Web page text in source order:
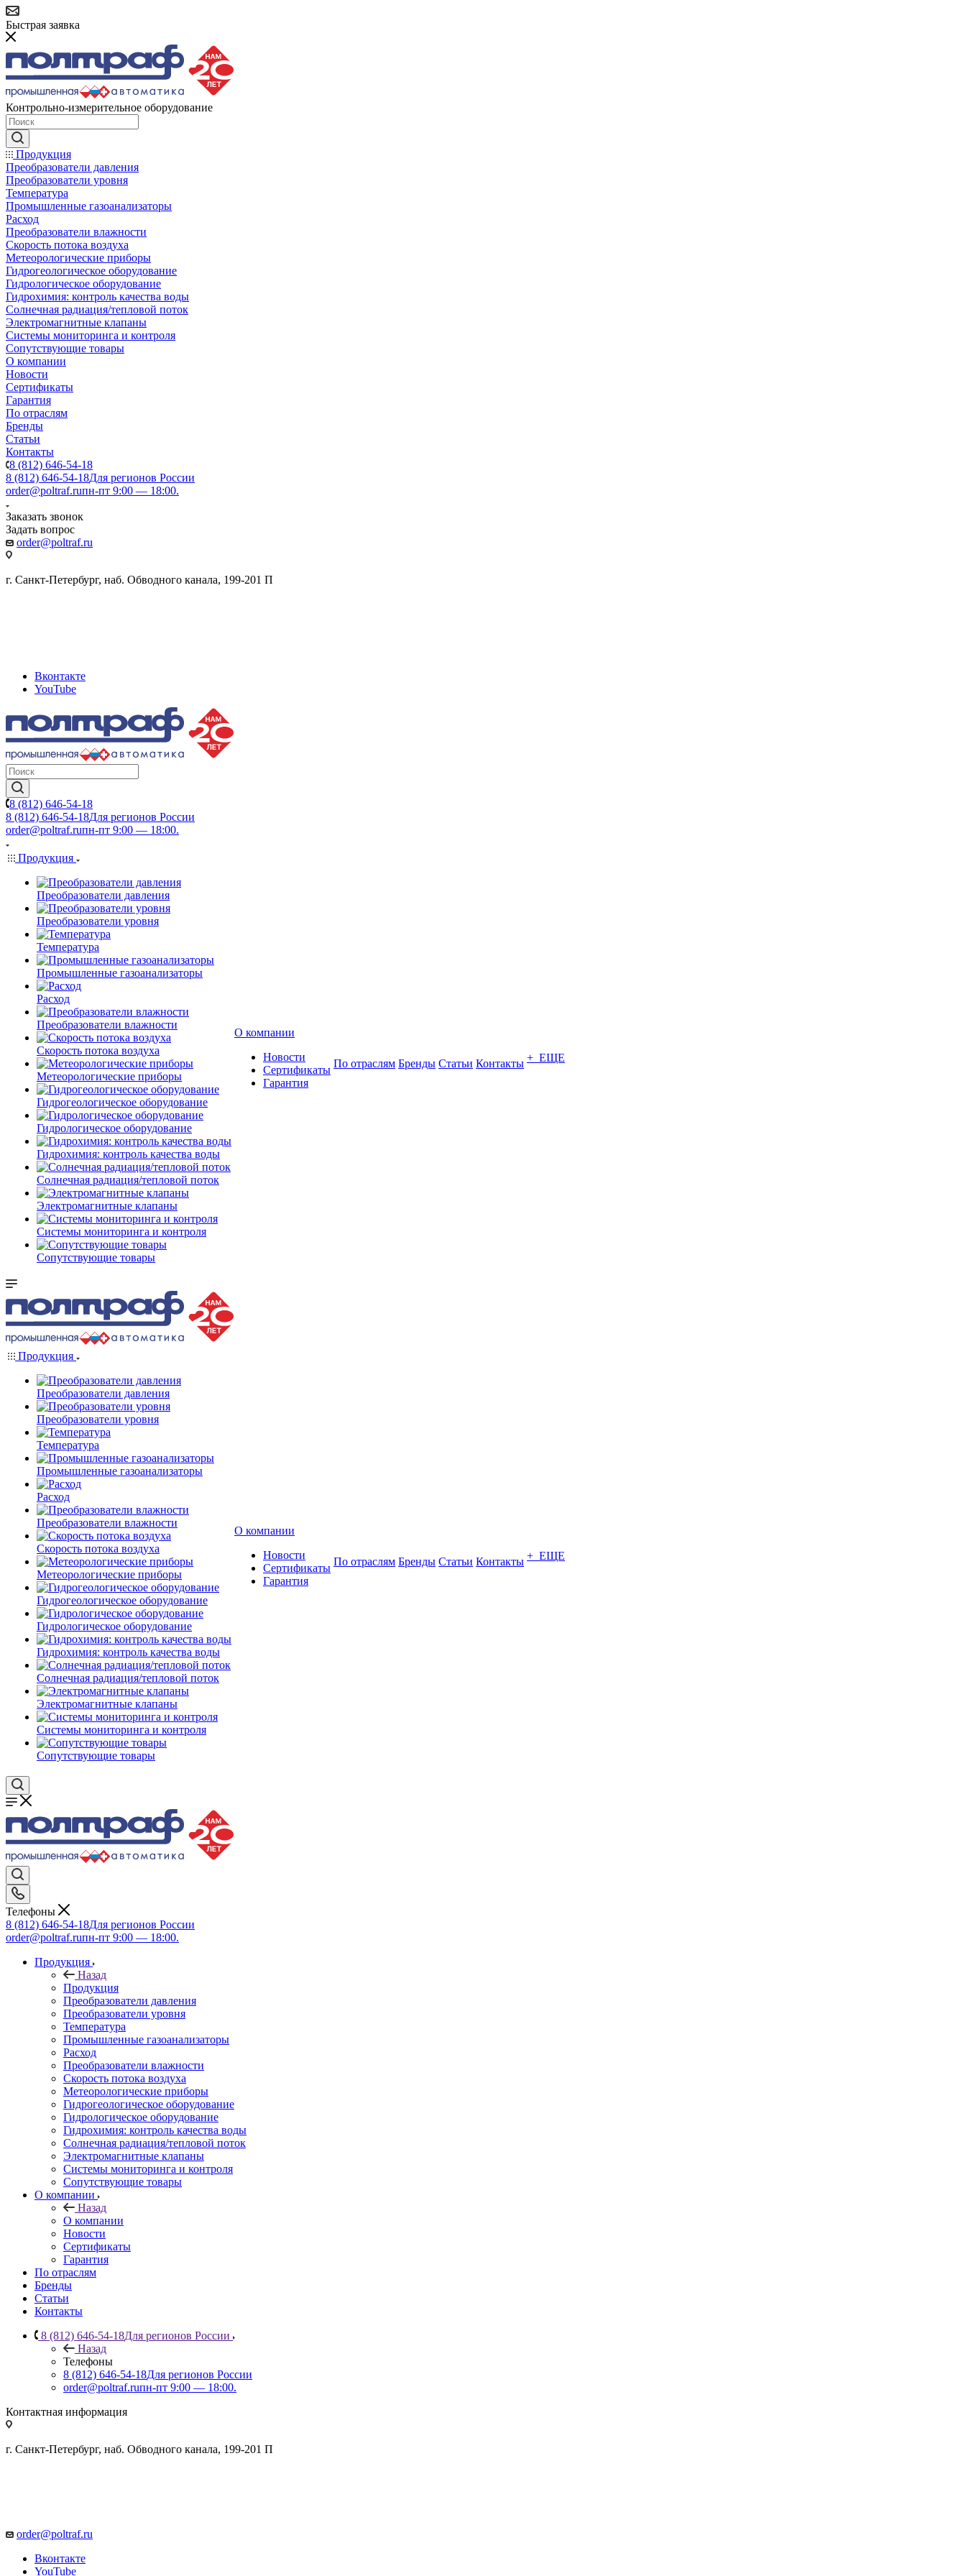
Быстрая заявка
Контрольно-измерительное оборудование
Продукция
Преобразователи давления
Преобразователи уровня
Температура
Промышленные газоанализаторы
Расход
Преобразователи влажности
Скорость потока воздуха
Метеорологические приборы
Гидрогеологическое оборудование
Гидрологическое оборудование
Гидрохимия: контроль качества воды
Солнечная радиация/тепловой поток
Электромагнитные клапаны
Системы мониторинга и контроля
Сопутствующие товары
О компании
Новости
Сертификаты
Гарантия
По отраслям
Бренды
Статьи
Контакты
8 (812) 646-54-18
8 (812) 646-54-18Для регионов России
order@poltraf.ruпн-пт 9:00 — 18:00.
Заказать звонок
Задать вопрос
order@poltraf.ru
г. Санкт-Петербург, наб. Обводного канала, 199-201 П
Вконтакте
YouTube
8 (812) 646-54-18
8 (812) 646-54-18Для регионов России
order@poltraf.ruпн-пт 9:00 — 18:00.
Продукция
Преобразователи давления
Преобразователи уровня
Температура
Промышленные газоанализаторы
Расход
Преобразователи влажности
Скорость потока воздуха
Метеорологические приборы
Гидрогеологическое оборудование
Гидрологическое оборудование
Гидрохимия: контроль качества воды
Солнечная радиация/тепловой поток
Электромагнитные клапаны
Системы мониторинга и контроля
Сопутствующие товары
О компании
Новости
Сертификаты
Гарантия
По отраслям Бренды Статьи Контакты + ЕЩЕ
Продукция
Преобразователи давления
Преобразователи уровня
Температура
Промышленные газоанализаторы
Расход
Преобразователи влажности
Скорость потока воздуха
Метеорологические приборы
Гидрогеологическое оборудование
Гидрологическое оборудование
Гидрохимия: контроль качества воды
Солнечная радиация/тепловой поток
Электромагнитные клапаны
Системы мониторинга и контроля
Сопутствующие товары
О компании
Новости
Сертификаты
Гарантия
По отраслям Бренды Статьи Контакты + ЕЩЕ
Телефоны
8 (812) 646-54-18Для регионов России
order@poltraf.ruпн-пт 9:00 — 18:00.
Продукция
Назад
Продукция
Преобразователи давления
Преобразователи уровня
Температура
Промышленные газоанализаторы
Расход
Преобразователи влажности
Скорость потока воздуха
Метеорологические приборы
Гидрогеологическое оборудование
Гидрологическое оборудование
Гидрохимия: контроль качества воды
Солнечная радиация/тепловой поток
Электромагнитные клапаны
Системы мониторинга и контроля
Сопутствующие товары
О компании
Назад
О компании
Новости
Сертификаты
Гарантия
По отраслям
Бренды
Статьи
Контакты
8 (812) 646-54-18Для регионов России
Назад
Телефоны
8 (812) 646-54-18Для регионов России
order@poltraf.ruпн-пт 9:00 — 18:00.
Контактная информация
г. Санкт-Петербург, наб. Обводного канала, 199-201 П
order@poltraf.ru
Вконтакте
YouTube